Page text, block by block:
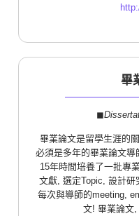
畢
◼︎
畢業論文是留學生涯的
必須是多年的畢業論文
15年時間培養了一批專
文獻, 選定Topic, 設計
每次與導師的meeting,
文! 畢業論文